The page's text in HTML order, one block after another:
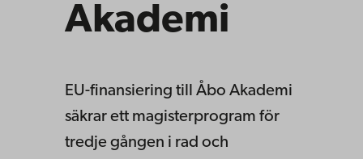
Akademi
EU-finansiering till Åbo Akademi
säkrar ett magisterprogram för
tredje gången i rad och